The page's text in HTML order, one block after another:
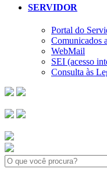
SERVIDOR
Portal do
Comunicados
WebMail
SEI (acesso
Consulta às
Search: